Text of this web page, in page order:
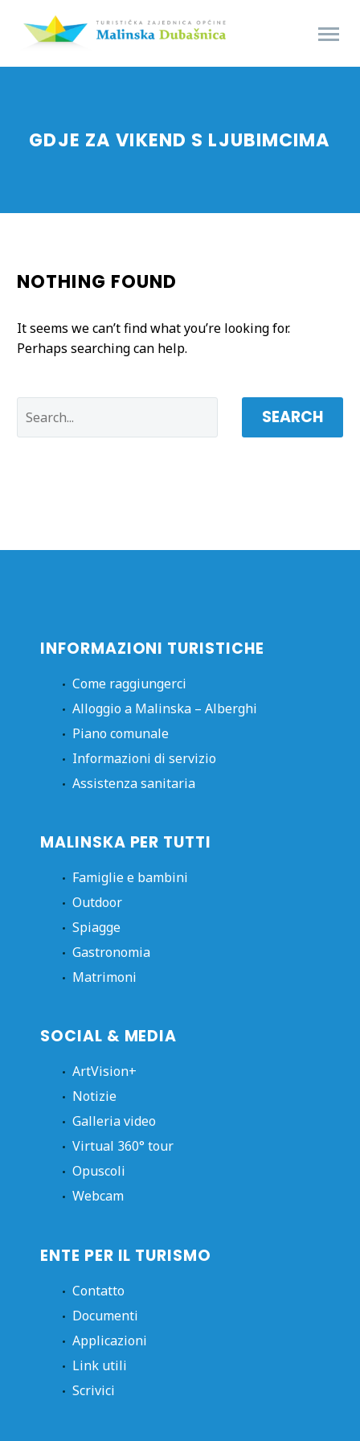
GDJE ZA VIKEND S LJUBIMCIMA
NOTHING FOUND
It seems we can’t find what you’re looking for.
Perhaps searching can help.
SEARCH
INFORMAZIONI TURISTICHE
Come raggiungerci
Alloggio a Malinska – Alberghi
Piano comunale
Informazioni di servizio
Assistenza sanitaria
MALINSKA PER TUTTI
Famiglie e bambini
Outdoor
Spiagge
Gastronomia
Matrimoni
SOCIAL & MEDIA
ArtVision+
Notizie
Galleria video
Virtual 360° tour
Opuscoli
Webcam
ENTE PER IL TURISMO
Contatto
Documenti
Applicazioni
Link utili
Scrivici